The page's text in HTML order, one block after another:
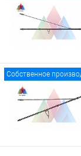
Собственное